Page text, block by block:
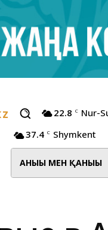
22.8 C Nur-
37.4 C Shymkent
АНЫҒЫ МЕН ҚАНЫҒЫ